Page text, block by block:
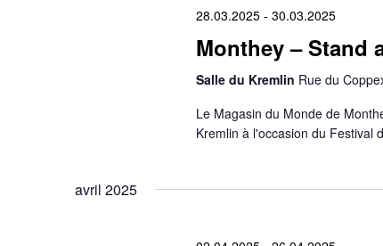
28.03.2025- 30.03.2025
Monthey – Stand
Salle du Kremlin Rue du
Le Magasin du Monde de
Kremlin à l'occasion du Festival
avril 2025